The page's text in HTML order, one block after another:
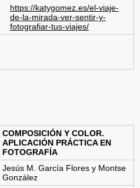
https://katygomez.es/el-viaje-
de-la-mirada-ver-sentir-y-
fotografiar-tus-viajes/
COMPOSICIÓN Y COLOR.
APLICACIÓN PRÁCTICA EN
FOTOGRAFÍA
Jesús M. García Flores y Montse
González